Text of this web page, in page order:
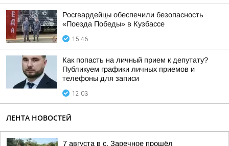
Росгвардейцы обеспечили безопасность
«Поезда Победы» в Кузбассе
15:46
Как попасть на личный прием к депутату?
Публикуем графики личных приемов и
телефоны для записи
12:03
ЛЕНТА НОВОСТЕЙ
7 августа в с. Заречное прошёл